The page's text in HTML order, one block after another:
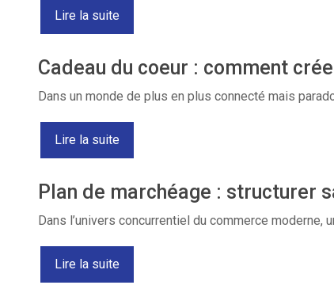
Lire la suite
Cadeau du coeur : comment
Dans un monde de plus en plus connecté mais
Lire la suite
Plan de marchéage : structurer
Dans l’univers concurrentiel du commerce
Lire la suite